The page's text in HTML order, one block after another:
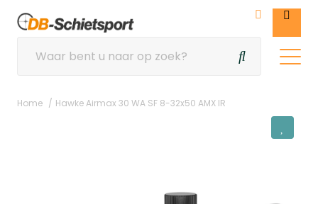
Home Hawke Airmax 30 WA SF 8-32x50 AMX IR